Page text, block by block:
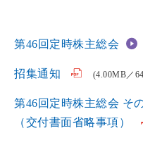
第46回定時株主総会
招集通知 (4.00MB／
第46回定時株主総会 そ
（交付書面省略事項）